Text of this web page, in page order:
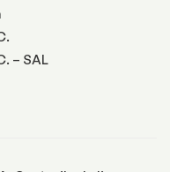
– SAL